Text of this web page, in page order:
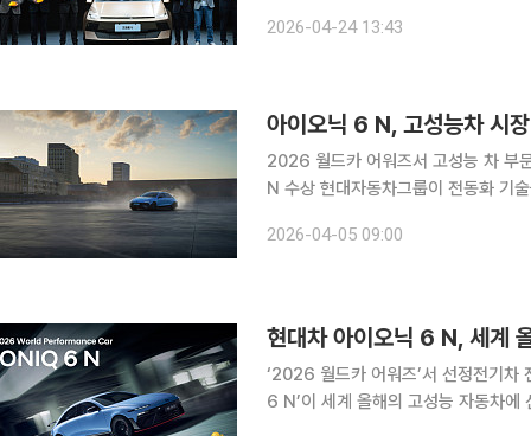
베이징에서 열린 ‘2026 베이징 국제
2026-04-24 13:43
2026 월드카 어워즈서 고성능 차
N 수상 현대자동차그룹이 전동화 기술을 앞세워 프리미엄 브랜드 중심의 고성능차 시장 구도를 흔
상하는 모습이다. 5일 현대차
2026-04-05 09:00
현대차 아이오닉 6 N, 세계
‘2026 월드카 어워즈’서 선정전기차 전용 플랫
6 N’이 세계 올해의 고성능 자동차에 선정됐다. 현대차그룹은 1일(현지시간)